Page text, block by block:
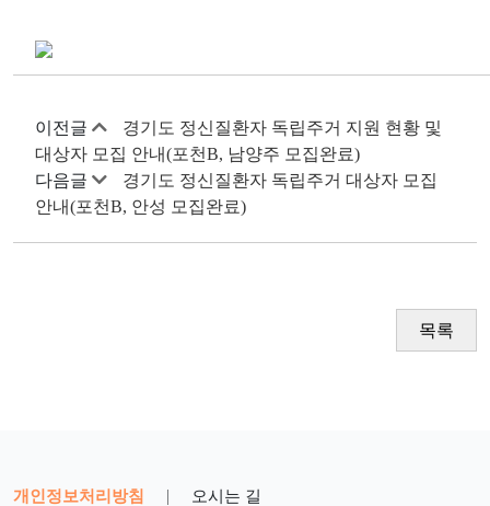
이전글
경기도 정신질환자 독립주거 지원 현황 및
대상자 모집 안내(포천B, 남양주 모집완료)
다음글
경기도 정신질환자 독립주거 대상자 모집
안내(포천B, 안성 모집완료)
목록
개인정보처리방침 | 오시는 길